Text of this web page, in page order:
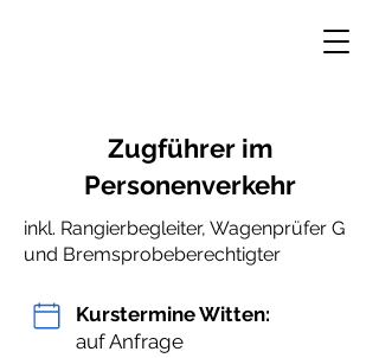
Zugführer im
Personenverkehr
inkl. Rangierbegleiter, Wagenprüfer G
und Bremsprobeberechtigter
Kurstermine Witten:
auf Anfrage